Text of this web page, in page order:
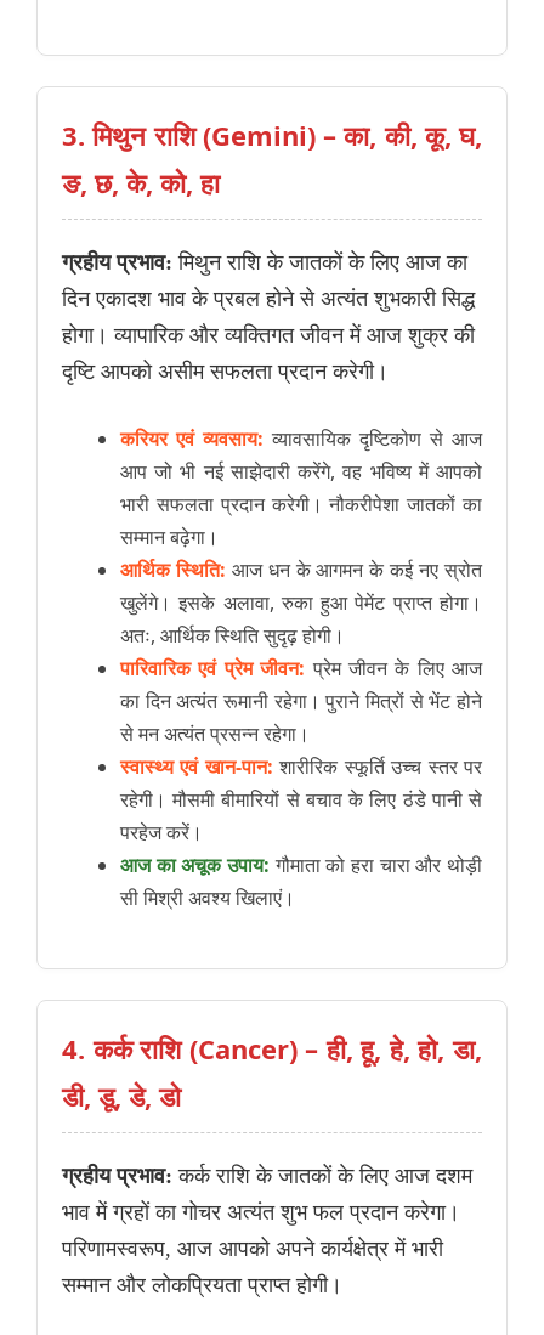
3. मिथुन राशि (Gemini) – का, की, कू, घ,
ङ, छ, के, को, हा
ग्रहीय प्रभाव: मिथुन राशि के जातकों के लिए आज का
दिन एकादश भाव के प्रबल होने से अत्यंत शुभकारी सिद्ध
होगा। व्यापारिक और व्यक्तिगत जीवन में आज शुक्र की
दृष्टि आपको असीम सफलता प्रदान करेगी।
करियर एवं व्यवसाय: व्यावसायिक दृष्टिकोण से आज
आप जो भी नई साझेदारी करेंगे, वह भविष्य में आपको
भारी सफलता प्रदान करेगी। नौकरीपेशा जातकों का
सम्मान बढ़ेगा।
आर्थिक स्थिति: आज धन के आगमन के कई नए स्रोत
खुलेंगे। इसके अलावा, रुका हुआ पेमेंट प्राप्त होगा।
अतः, आर्थिक स्थिति सुदृढ़ होगी।
पारिवारिक एवं प्रेम जीवन: प्रेम जीवन के लिए आज
का दिन अत्यंत रूमानी रहेगा। पुराने मित्रों से भेंट होने
से मन अत्यंत प्रसन्न रहेगा।
स्वास्थ्य एवं खान-पान: शारीरिक स्फूर्ति उच्च स्तर पर
रहेगी। मौसमी बीमारियों से बचाव के लिए ठंडे पानी से
परहेज करें।
आज का अचूक उपाय: गौमाता को हरा चारा और थोड़ी
सी मिश्री अवश्य खिलाएं।
4. कर्क राशि (Cancer) – ही, हू, हे, हो, डा,
डी, डू, डे, डो
ग्रहीय प्रभाव: कर्क राशि के जातकों के लिए आज दशम
भाव में ग्रहों का गोचर अत्यंत शुभ फल प्रदान करेगा।
परिणामस्वरूप, आज आपको अपने कार्यक्षेत्र में भारी
सम्मान और लोकप्रियता प्राप्त होगी।